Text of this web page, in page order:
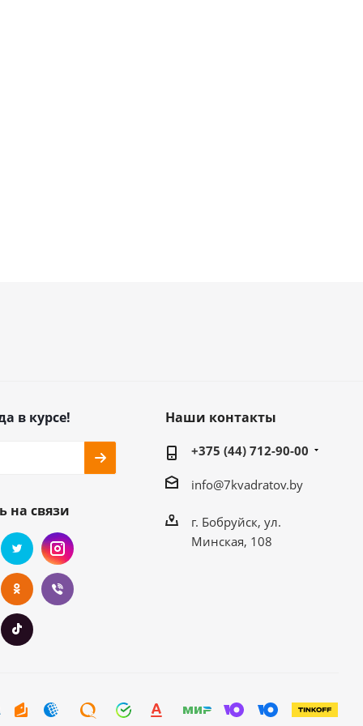
в курсе!
на связи
Наши контакты
+375 (44) 712-90-00
info@7kvadratov.by
г. Бобруйск, ул.
Минская, 108